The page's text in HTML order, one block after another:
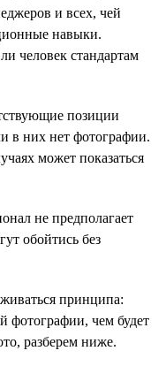
и всех, чей
навыки.
человек стандартам
позиции
в них нет фотографии.
может показаться
не предполагает
обойтись без
принципа:
фотографии, чем будет
разберем ниже.